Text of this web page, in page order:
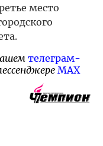
место
телеграм-
MAX